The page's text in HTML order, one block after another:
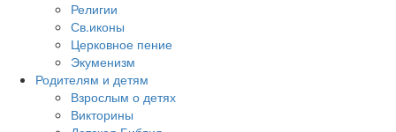
Религии
Св.иконы
Церковное пение
Экуменизм
Родителям и детям
Взрослым о детях
Викторины